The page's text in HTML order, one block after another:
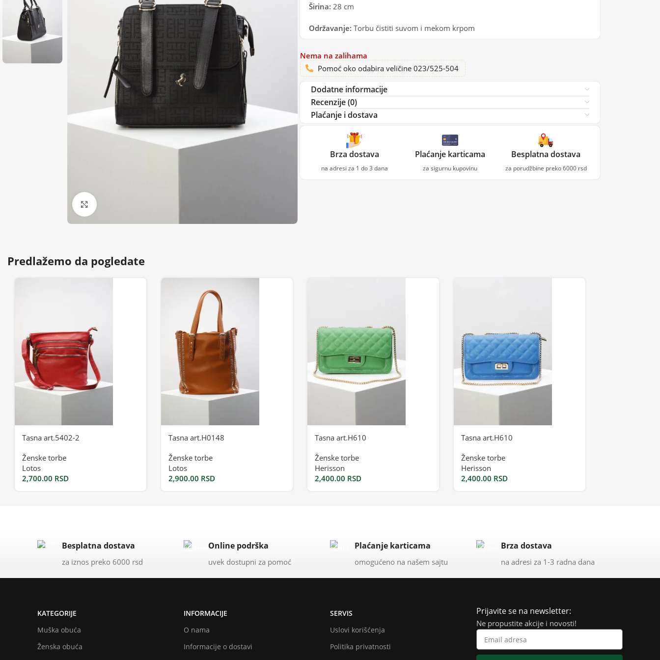
Širina: 28 cm
Održavanje: Torbu čistiti suvom i mekom krpom
Nema na zalihama
Pomoć oko odabira veličine 023/525-504
Dodatne informacije
Recenzije (0)
Plaćanje i dostava
Brza dostava
na adresi za 1 do 3 dana
Plaćanje karticama
za sigurnu kupovinu
Besplatna dostava
za porudžbine preko 6000 rsd
Predlažemo da pogledate
Tasna art.5402-2
Ženske torbe
Lotos
2,700.00 RSD
Tasna art.H0148
Ženske torbe
Lotos
2,900.00 RSD
Tasna art.H610
Ženske torbe
Herisson
2,400.00 RSD
Tasna art.H610
Ženske torbe
Herisson
2,400.00 RSD
Besplatna dostava
za iznos preko 6000 rsd
Online podrška
uvek dostupni za pomoć
Plaćanje karticama
omogućeno na našem sajtu
Brza dostava
na adresi za 1-3 radna dana
KATEGORIJE
Muška obuća
Ženska obuća
INFORMACIJE
O nama
Informacije o dostavi
SERVIS
Uslovi korišćenja
Politika privatnosti
Prijavite se na newsletter:
Ne propustite akcije i novosti!